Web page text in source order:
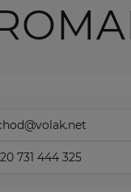
731 444 325